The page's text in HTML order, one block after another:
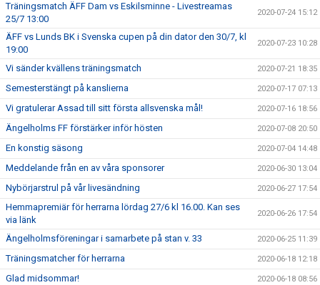
Träningsmatch ÄFF Dam vs Eskilsminne - Livestreamas
25/7 13:00
2020-07-24 15:12
ÄFF vs Lunds BK i Svenska cupen på din dator den 30/7, kl
19:00
2020-07-23 10:28
Vi sänder kvällens träningsmatch 2020-07-21 18:35
Semesterstängt på kanslierna 2020-07-17 07:13
Vi gratulerar Assad till sitt första allsvenska mål! 2020-07-16 18:56
Ängelholms FF förstärker inför hösten 2020-07-08 20:50
En konstig säsong 2020-07-04 14:48
Meddelande från en av våra sponsorer 2020-06-30 13:04
Nybörjarstrul på vår livesändning 2020-06-27 17:54
Hemmapremiär för herrarna lördag 27/6 kl 16.00. Kan ses
via länk
2020-06-26 17:54
Ängelholmsföreningar i samarbete på stan v. 33 2020-06-25 11:39
Träningsmatcher för herrarna 2020-06-18 12:18
Glad midsommar! 2020-06-18 08:56